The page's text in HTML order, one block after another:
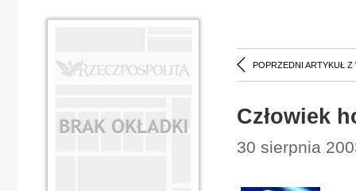
POPRZEDNI ARTYKUŁ Z
Człowiek
30 sierpnia